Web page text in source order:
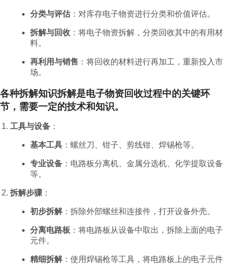
分类与评估：对库存电子物资进行分类和价值评估。
拆解与回收 ：将电子物资拆解，分类回收其中的有用材
料。
再利用与销售 ：将回收的材料进行再加工，重新投入市
场。
各种拆解知识拆解是电子物资回收过程中的关键环
节，需要一定的技术和知识。
工具与设备 ：
基本工具 ：螺丝刀、钳子、剪线钳、焊锡枪等。
专业设备 ：电路板分离机、金属分选机、化学提取设备
等。
拆解步骤 ：
初步拆解：拆除外部螺丝和连接件，打开设备外壳。
分离电路板 ：将电路板从设备中取出，拆除上面的电子
元件。
精细拆解：使用焊锡枪等工具，将电路板上的电子元件